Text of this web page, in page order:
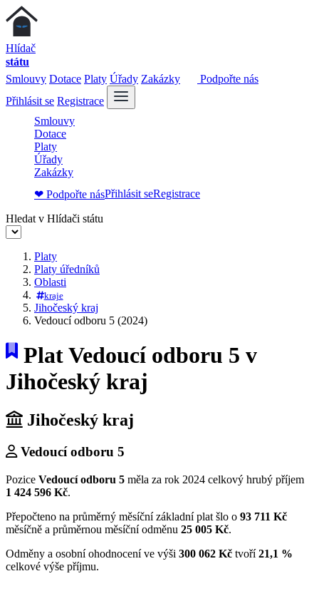
Hlídač
státu
Smlouvy Dotace Platy Úřady Zakázky
Podpořte nás
Přihlásit se Registrace
Smlouvy
Dotace
Platy
Úřady
Zakázky
❤ Podpořte násPřihlásit seRegistrace
Hledat v Hlídači státu
Platy
Platy úředníků
Oblasti
kraje
Jihočeský kraj
Vedoucí odboru 5 (2024)
Plat Vedoucí odboru 5 v
Jihočeský kraj
Jihočeský kraj
Vedoucí odboru 5
Pozice Vedoucí odboru 5 měla za rok 2024 celkový hrubý příjem
1 424 596 Kč.
Přepočteno na průměrný měsíční základní plat šlo o 93 711 Kč
měsíčně a průměrnou měsíční odměnu 25 005 Kč.
Odměny a osobní ohodnocení ve výši 300 062 Kč tvoří21,1 %
celkové výše příjmu.